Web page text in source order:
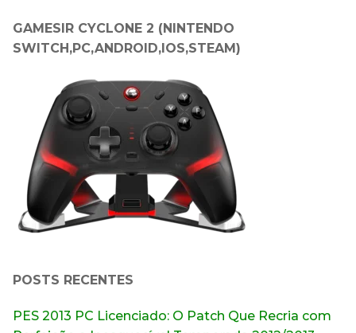
GAMESIR CYCLONE 2 (NINTENDO
SWITCH,PC,ANDROID,IOS,STEAM)
POSTS RECENTES
PES 2013 PC Licenciado: O Patch Que Recria com